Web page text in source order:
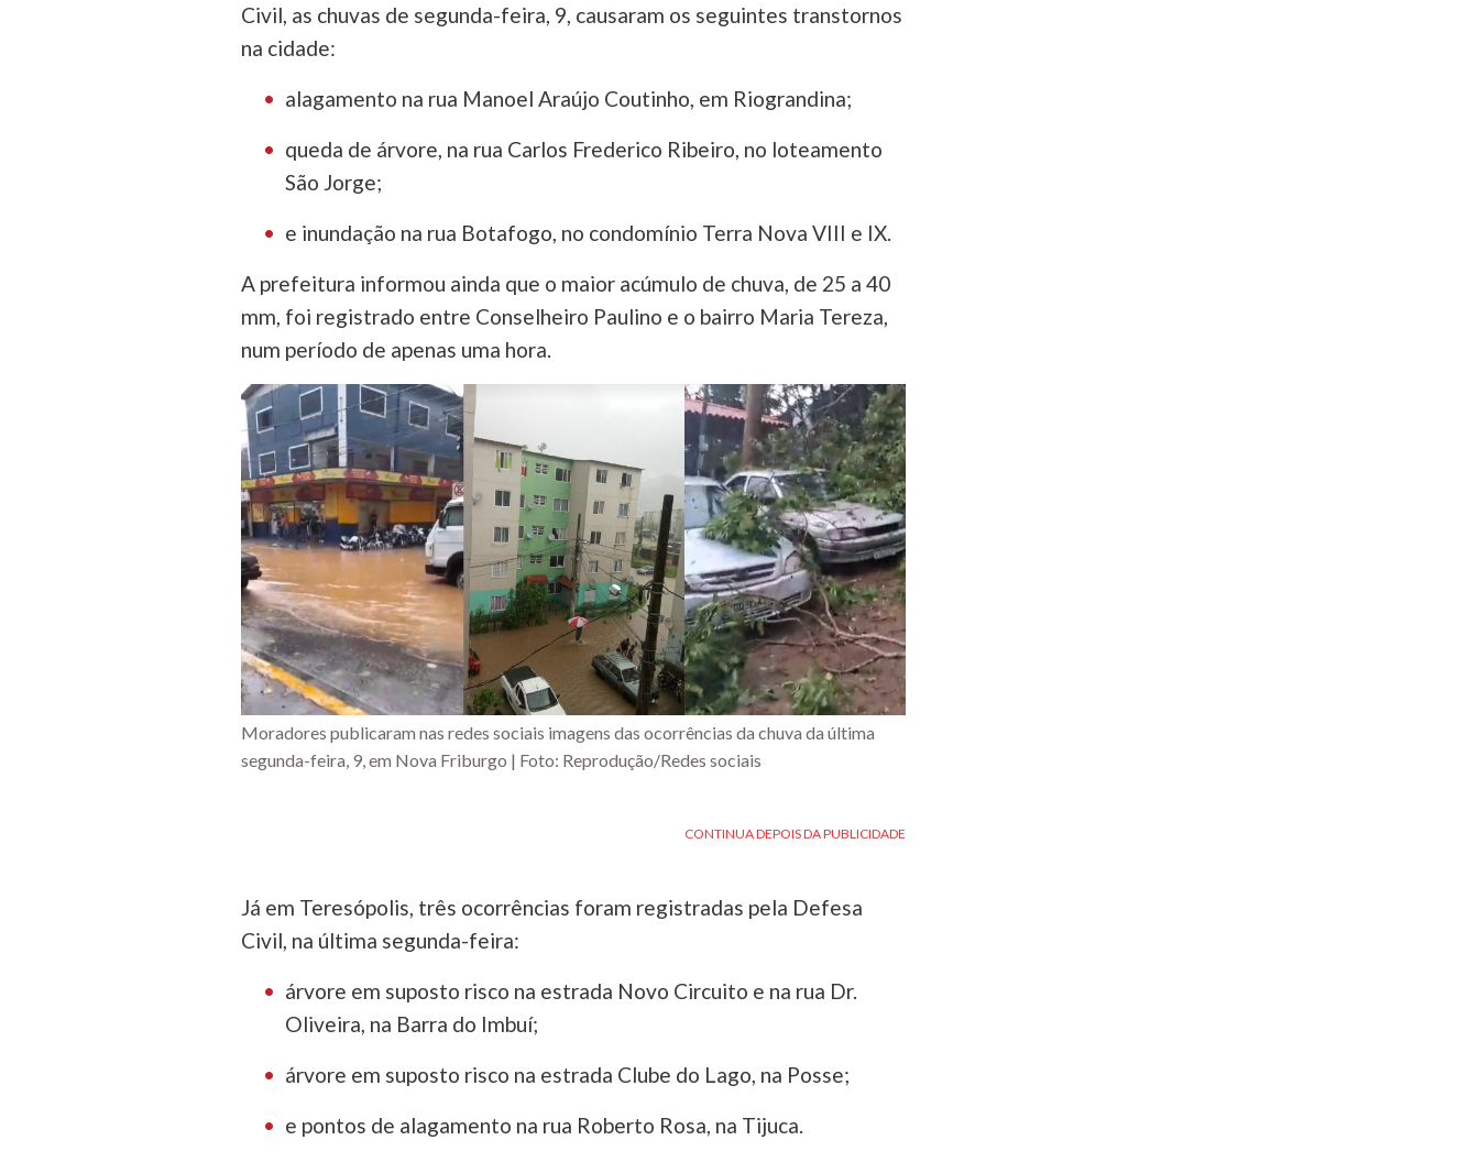
Civil, as chuvas de segunda-feira, 9, causaram os seguintes transtornos
na cidade:
alagamento na rua Manoel Araújo Coutinho, em Riograndina;
queda de árvore, na rua Carlos Frederico Ribeiro, no loteamento
São Jorge;
e inundação na rua Botafogo, no condomínio Terra Nova VIII e IX.
A prefeitura informou ainda que o maior acúmulo de chuva, de 25 a 40
mm, foi registrado entre Conselheiro Paulino e o bairro Maria Tereza,
num período de apenas uma hora.
Moradores publicaram nas redes sociais imagens das ocorrências da chuva da última
segunda-feira, 9, em Nova Friburgo | Foto: Reprodução/Redes sociais
Já em Teresópolis, três ocorrências foram registradas pela Defesa
Civil, na última segunda-feira:
árvore em suposto risco na estrada Novo Circuito e na rua Dr.
Oliveira, na Barra do Imbuí;
árvore em suposto risco na estrada Clube do Lago, na Posse;
e pontos de alagamento na rua Roberto Rosa, na Tijuca.